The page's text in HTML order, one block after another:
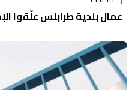
عمال بلدية طرابلس علّقوا